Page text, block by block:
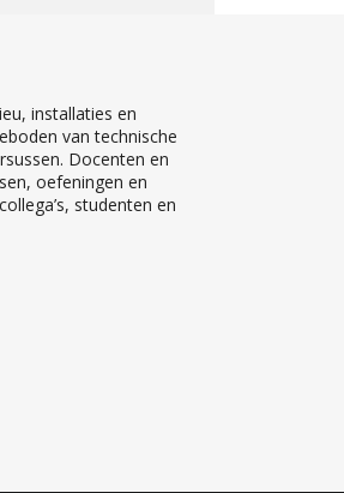
installaties en
van technische
Docenten en
oefeningen en
studenten en